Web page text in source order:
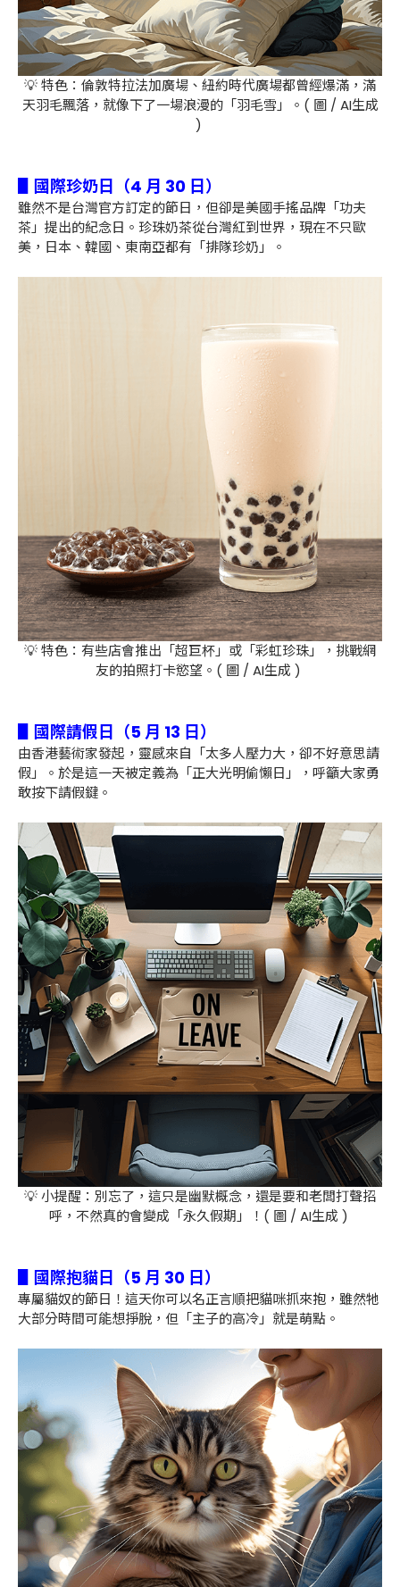
💡 特色：倫敦特拉法加廣場、紐約時代廣場都曾經爆滿，滿
天羽毛飄落，就像下了一場浪漫的「羽毛雪」。( 圖 / AI生成
)
▋國際珍奶日（4 月 30 日）
雖然不是台灣官方訂定的節日，但卻是美國手搖品牌「功夫
茶」提出的紀念日。珍珠奶茶從台灣紅到世界，現在不只歐
美，日本、韓國、東南亞都有「排隊珍奶」。
💡 特色：有些店會推出「超巨杯」或「彩虹珍珠」，挑戰網
友的拍照打卡慾望。( 圖 / AI生成 )
▋國際請假日（5 月 13 日）
由香港藝術家發起，靈感來自「太多人壓力大，卻不好意思請
假」。於是這一天被定義為「正大光明偷懶日」，呼籲大家勇
敢按下請假鍵。
💡 小提醒：別忘了，這只是幽默概念，還是要和老闆打聲招
呼，不然真的會變成「永久假期」！( 圖 / AI生成 )
▋國際抱貓日（5 月 30 日）
專屬貓奴的節日！這天你可以名正言順把貓咪抓來抱，雖然牠
大部分時間可能想掙脫，但「主子的高冷」就是萌點。